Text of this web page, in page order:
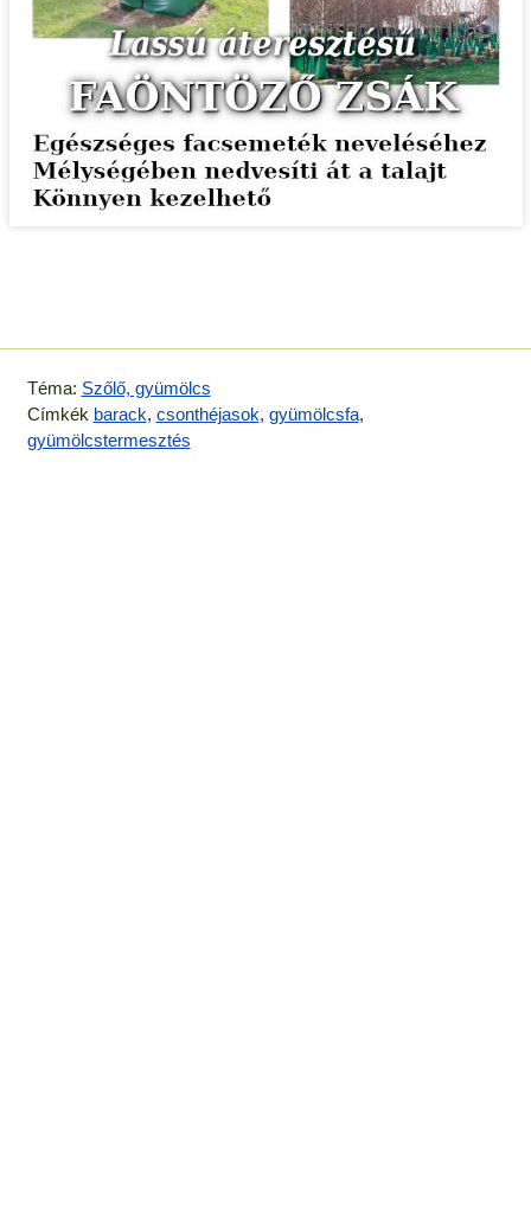
Téma: Szőlő, gyümölcs
Címkék barack, csonthéjasok, gyümölcsfa,
gyümölcstermesztés